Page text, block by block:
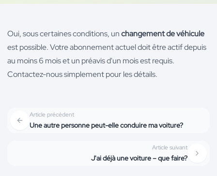
Oui, sous certaines conditions, unchangement de véhicule
est possible. Votre abonnement actuel doit être actif depuis
au moins 6 mois et un préavis d'un mois est requis.
Contactez-nous simplement pour les détails.
Article précédent
Une autre personne peut-elle conduire ma voiture?
Article suivant
J'ai déjà une voiture – que faire?